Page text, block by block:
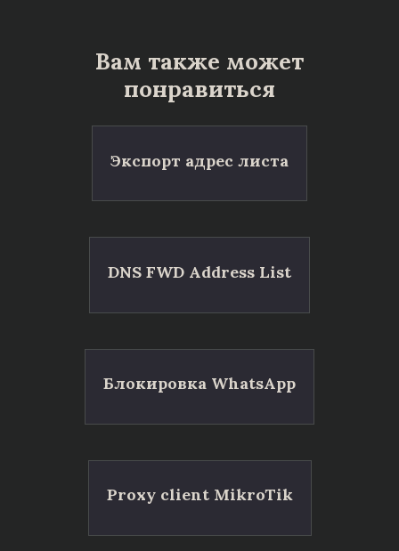
Вам также может
понравиться
Экспорт адрес листа
DNS FWD Address List
Блокировка WhatsApp
Proxy client MikroTik